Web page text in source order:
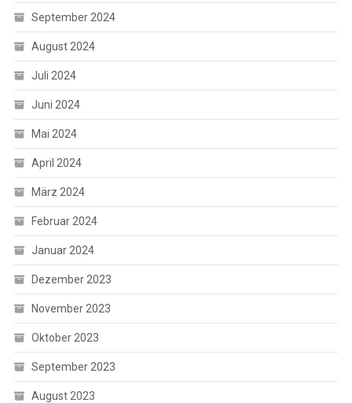
September 2024
August 2024
Juli 2024
Juni 2024
Mai 2024
April 2024
März 2024
Februar 2024
Januar 2024
Dezember 2023
November 2023
Oktober 2023
September 2023
August 2023